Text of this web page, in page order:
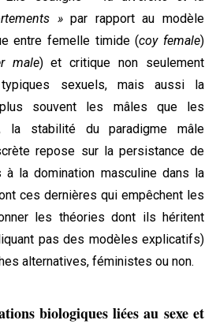
»par rapport au modèle
entre femelle timide (coy female)
male) et critique non seulement
sexuels, mais aussi la
souvent les mâles que les
la stabilité du paradigme mâle
repose sur la persistance de
la domination masculine dans la
ces dernières qui empêchent les
les théories dont ils héritent
pas des modèles explicatifs)
alternatives, féministes ou non.
biologiques liées au sexe et